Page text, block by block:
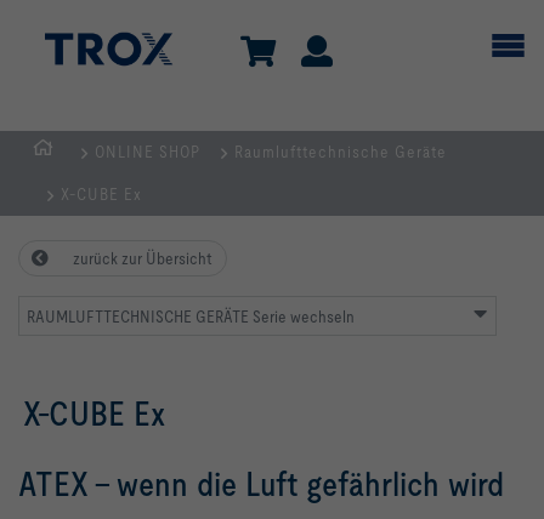
ONLINE SHOP Raumlufttechnische Geräte
X-CUBE Ex
zurück zur Übersicht
RAUMLUFTTECHNISCHE GERÄTE Serie wechseln
X-CUBE Ex
ATEX - wenn die Luft gefährlich wird